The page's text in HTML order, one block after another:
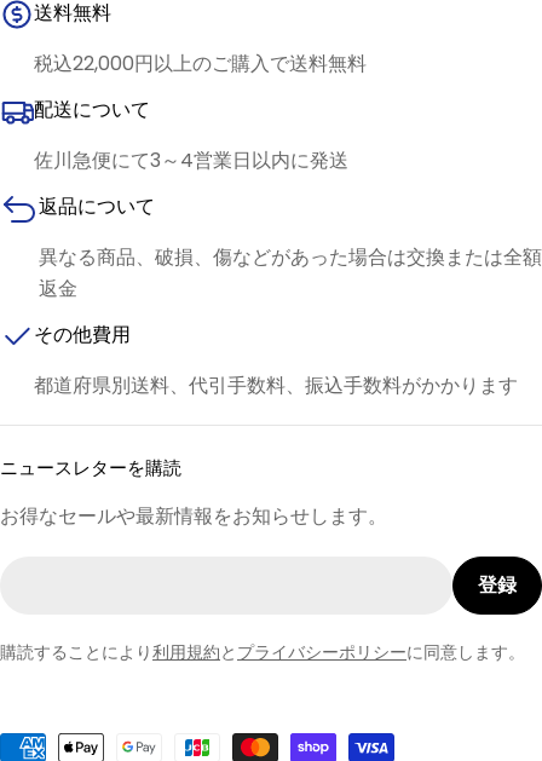
送料無料
税込22,000円以上のご購入で送料無料
配送について
佐川急便にて3～4営業日以内に発送
返品について
異なる商品、破損、傷などがあった場合は交換または全額
返金
その他費用
都道府県別送料、代引手数料、振込手数料がかかります
ニュースレターを購読
お得なセールや最新情報をお知らせします。
登録
購読することにより利用規約と プライバシーポリシーに同意します。